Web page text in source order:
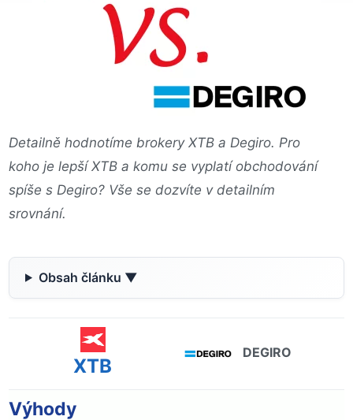
Detailně hodnotíme brokery XTB a Degiro. Pro
koho je lepší XTB a komu se vyplatí obchodování
spíše s Degiro? Vše se dozvíte v detailním
srovnání.
Obsah článku
XTB
DEGIRO
Výhody